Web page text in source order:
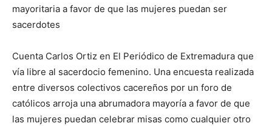
mayoritaria a favor de que las mujeres puedan ser
sacerdotes
Cuenta Carlos Ortiz en El Periódico de Extremadura que
vía libre al sacerdocio femenino. Una encuesta realizada
entre diversos colectivos cacereños por un foro de
católicos arroja una abrumadora mayoría a favor de que
las mujeres puedan celebrar misas como cualquier otro